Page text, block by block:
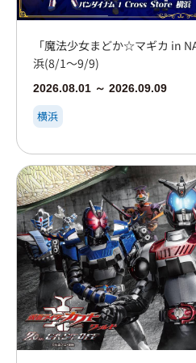
「魔法少女まどか☆マギカ in
浜(8/1～9/9)
2026.08.01 ～ 2026.09.09
横浜